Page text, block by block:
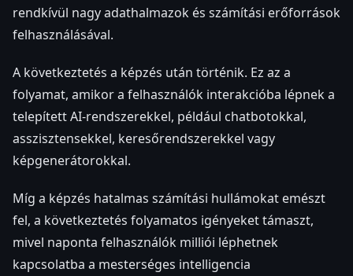
rendkívül nagy adathalmazok és számítási erőforrások
felhasználásával.
A következtetés a képzés után történik. Ez az a
folyamat, amikor a felhasználók interakcióba lépnek a
telepített AI-rendszerekkel, például chatbotokkal,
asszisztensekkel, keresőrendszerekkel vagy
képgenerátorokkal.
Míg a képzés hatalmas számítási hullámokat emészt
fel, a következtetés folyamatos igényeket támaszt,
mivel naponta felhasználók milliói léphetnek
kapcsolatba a mesterséges intelligencia